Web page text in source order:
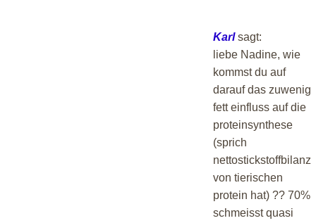
Karl sagt:
liebe Nadine, wie
kommst du auf
darauf das zuwenig
fett einfluss auf die
proteinsynthese
(sprich
nettostickstoffbilanz
von tierischen
protein hat) ?? 70%
schmeisst quasi